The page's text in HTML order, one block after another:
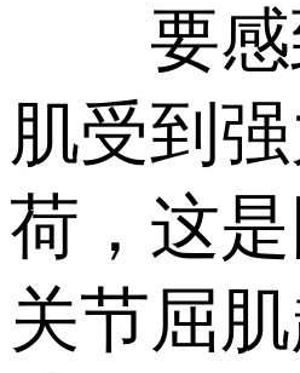
要感
肌受到
荷，这
关节屈